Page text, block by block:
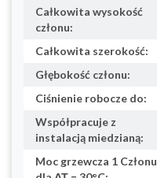
Całkowita wysokość
członu:
Całkowita szerokość:
Głębokość członu:
Ciśnienie robocze do:
Współpracuje z
instalacją miedzianą:
Moc grzewcza 1 Członu